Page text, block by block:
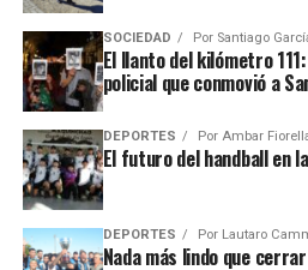
SOCIEDAD Por Santiago
El llanto del kilómetro
policial que conmovió a
DEPORTES Por Ambar
El futuro del handball en
DEPORTES Por Lautaro
Nada más lindo que